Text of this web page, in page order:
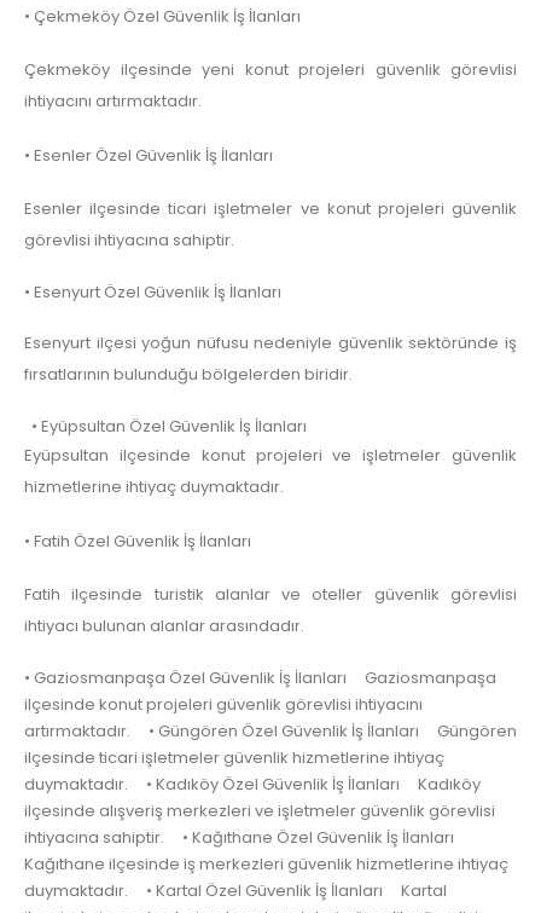
• Çekmeköy Özel Güvenlik İş İlanları
Çekmeköy ilçesinde yeni konut projeleri güvenlik görevlisi
ihtiyacını artırmaktadır.
• Esenler Özel Güvenlik İş İlanları
Esenler ilçesinde ticari işletmeler ve konut projeleri güvenlik
görevlisi ihtiyacına sahiptir.
• Esenyurt Özel Güvenlik İş İlanları
Esenyurt ilçesi yoğun nüfusu nedeniyle güvenlik sektöründe iş
fırsatlarının bulunduğu bölgelerden biridir.
• Eyüpsultan Özel Güvenlik İş İlanları
Eyüpsultan ilçesinde konut projeleri ve işletmeler güvenlik
hizmetlerine ihtiyaç duymaktadır.
• Fatih Özel Güvenlik İş İlanları
Fatih ilçesinde turistik alanlar ve oteller güvenlik görevlisi
ihtiyacı bulunan alanlar arasındadır.
• Gaziosmanpaşa Özel Güvenlik İş İlanları Gaziosmanpaşa
ilçesinde konut projeleri güvenlik görevlisi ihtiyacını
artırmaktadır. • Güngören Özel Güvenlik İş İlanları Güngören
ilçesinde ticari işletmeler güvenlik hizmetlerine ihtiyaç
duymaktadır. • Kadıköy Özel Güvenlik İş İlanları Kadıköy
ilçesinde alışveriş merkezleri ve işletmeler güvenlik görevlisi
ihtiyacına sahiptir. • Kağıthane Özel Güvenlik İş İlanları
Kağıthane ilçesinde iş merkezleri güvenlik hizmetlerine ihtiyaç
duymaktadır. • Kartal Özel Güvenlik İş İlanları Kartal